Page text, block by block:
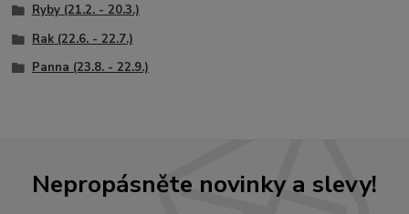
Ryby (21.2. - 20.3.)
Rak (22.6. - 22.7.)
Panna (23.8. - 22.9.)
Nepropásněte novinky a slevy!